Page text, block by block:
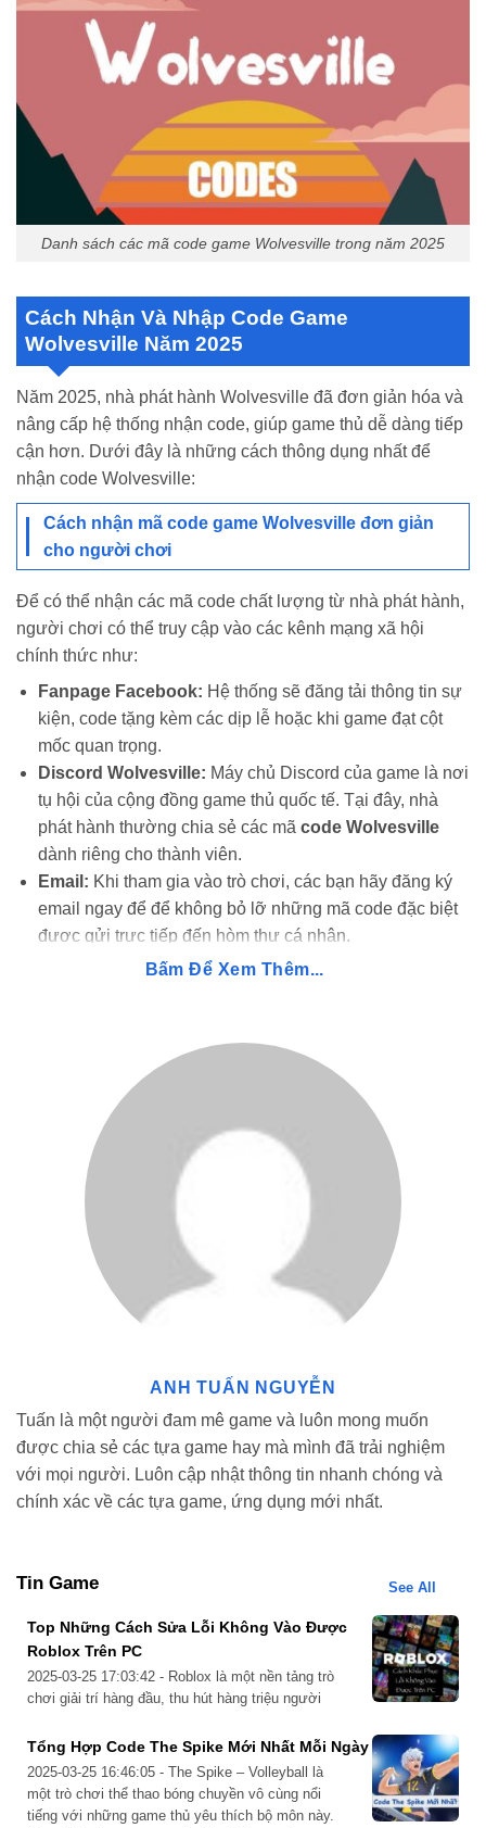
Danh sách các mã code game Wolvesville trong năm 2025
Cách Nhận Và Nhập Code Game
Wolvesville Năm 2025
Năm 2025, nhà phát hành Wolvesville đã đơn giản hóa và
nâng cấp hệ thống nhận code, giúp game thủ dễ dàng tiếp
cận hơn. Dưới đây là những cách thông dụng nhất để
nhận code Wolvesville:
Cách nhận mã code game Wolvesville đơn giản
cho người chơi
Để có thể nhận các mã code chất lượng từ nhà phát hành,
người chơi có thể truy cập vào các kênh mạng xã hội
chính thức như:
Fanpage Facebook: Hệ thống sẽ đăng tải thông tin sự
kiện, code tặng kèm các dịp lễ hoặc khi game đạt cột
mốc quan trọng.
Discord Wolvesville: Máy chủ Discord của game là nơi
tụ hội của cộng đồng game thủ quốc tế. Tại đây, nhà
phát hành thường chia sẻ các mã code Wolvesville
dành riêng cho thành viên.
Email: Khi tham gia vào trò chơi, các bạn hãy đăng ký
email ngay để để không bỏ lỡ những mã code đặc biệt
được gửi trực tiếp đến hòm thư cá nhân.
Ngoài ra, cá bạn còn có thể tham gia vào các sự kiện được
hoặc ngày kỷ niệm ra mắt game thường đi kèm với các
code độc quyền. Năm 2025, Wolvesville còn giới thiệu tính
năng “Săn tìm kho báu” trong game, nơi người chơi có thể
thu thập manh mối để giải mã và nhận code liền tay.
Có nhiều cách nhận code Wolvesville đơn giản cho người chơi
Cách nhập code Wolvesville chi tiết
cấp dưới đây:
Bước 1: Mở game Wolvesville trên thiết bị của bạn.
Bước 2: Nhấn vào biểu tượng Cài đặt (Settings) ở góc
trên màn hình.
Bước 3: Chọn mục Gift Code và nhập mã code mà bạn
Bước 4: Nhấn nút Xác nhận (Redeem) để nhận thưởng
ngay lập tức.
Bấm Để Xem Thêm...
ANH TUẤN NGUYỄN
Tuấn là một người đam mê game và luôn mong muốn
được chia sẻ các tựa game hay mà mình đã trải nghiệm
với mọi người. Luôn cập nhật thông tin nhanh chóng và
chính xác về các tựa game, ứng dụng mới nhất.
Tin Game See All
Top Những Cách Sửa Lỗi Không Vào Được
Roblox Trên PC
2025-03-25 17:03:42 - Roblox là một nền tảng trò
chơi giải trí hàng đầu, thu hút hàng triệu người
không ít người chơi gặp phải tình trạng không thể
truy cập Roblox trên PC, gây gián đoạn trải
nghiệm. Nếu bạn đang gặp…
Tổng Hợp Code The Spike Mới Nhất Mỗi Ngày
2025-03-25 16:46:05 - The Spike – Volleyball là
một trò chơi thể thao bóng chuyền vô cùng nổi
tiếng với những game thủ yêu thích bộ môn này.